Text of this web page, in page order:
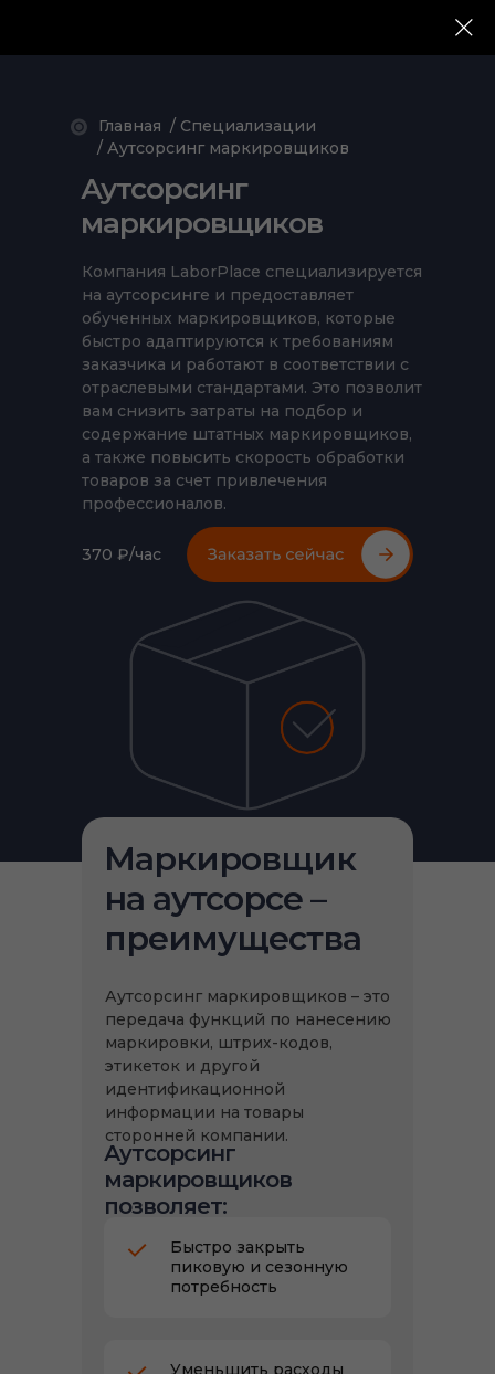
Аутсорсинг
маркировщиков
Компания LaborPlace специализируется
на аутсорсинге и предоставляет
обученных маркировщиков, которые
быстро адаптируются к требованиям
заказчика и работают в соответствии с
отраслевыми стандартами. Это позволит
вам снизить затраты на подбор и
содержание штатных маркировщиков,
а также повысить скорость обработки
товаров за счет привлечения
профессионалов.
/ Специализации
370 ₽/час
/ Аутсорсинг маркировщиков
Главная
Уменьшить расходы
Быстро закрыть
пиковую и сезонную
потребность
Аутсорсинг маркировщиков – это
передача функций по нанесению
маркировки, штрих-кодов,
этикеток и другой
идентификационной
информации на товары
сторонней компании.
Маркировщик
на аутсорсе –
преимущества
Аутсорсинг
маркировщиков
позволяет: